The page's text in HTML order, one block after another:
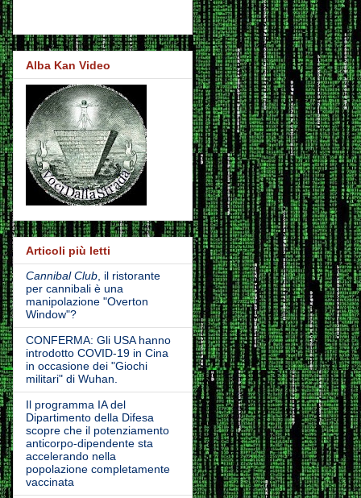
Alba Kan Video
Articoli più letti
Cannibal Club, il ristorante
per cannibali è una
manipolazione "Overton
Window"?
CONFERMA: Gli USA hanno
introdotto COVID-19 in Cina
in occasione dei "Giochi
militari" di Wuhan.
Il programma IA del
Dipartimento della Difesa
scopre che il potenziamento
anticorpo-dipendente sta
accelerando nella
popolazione completamente
vaccinata